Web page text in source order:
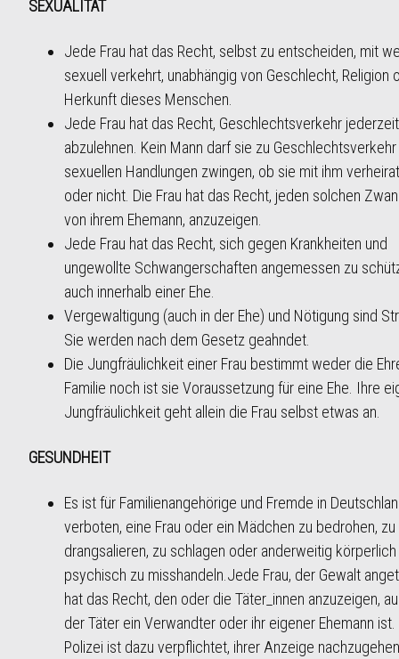
SEXUALITÄT
Jede Frau hat das Recht, selbst zu entscheiden, mit
sexuell verkehrt, unabhängig von Geschlecht, Religion
Herkunft dieses Menschen.
Jede Frau hat das Recht, Geschlechtsverkehr jederzeit
abzulehnen. Kein Mann darf sie zu
sexuellen Handlungen zwingen, ob sie mit ihm
oder nicht. Die Frau hat das Recht, jeden solchen
von ihrem Ehemann, anzuzeigen.
Jede Frau hat das Recht, sich gegen Krankheiten und
ungewollte Schwangerschaften angemessen zu
auch innerhalb einer Ehe.
Vergewaltigung (auch in der Ehe) und Nötigung sind
Sie werden nach dem Gesetz geahndet.
Die Jungfräulichkeit einer Frau bestimmt weder die
Familie noch ist sie Voraussetzung für eine Ehe. Ihre
Jungfräulichkeit geht allein die Frau selbst etwas an.
GESUNDHEIT
Es ist für Familienangehörige und Fremde in
verboten, eine Frau oder ein Mädchen zu bedrohen, zu
drangsalieren, zu schlagen oder anderweitig
psychisch zu misshandeln.Jede Frau, der Gewalt
hat das Recht, den oder die Täter_innen anzuzeigen,
der Täter ein Verwandter oder ihr eigener Ehemann ist.
Polizei ist dazu verpflichtet, ihrer Anzeige nachzugehen